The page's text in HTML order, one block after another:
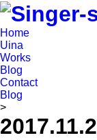
Home
Uina
Works
Blog
Contact
Blog
>